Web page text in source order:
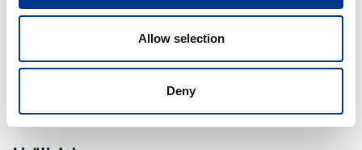
Allow selection
Deny
Linkit ja ladattavat sisällöt